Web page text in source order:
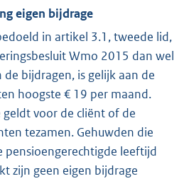
eigen bijdrage
in artikel 3.1, tweede lid,
Wmo 2015 dan wel
bijdragen, is gelijk aan de
hoogste € 19 per maand.
geldt voor de cliënt of de
tezamen. Gehuwden die
pensioengerechtigde leeftijd
zijn geen eigen bijdrage